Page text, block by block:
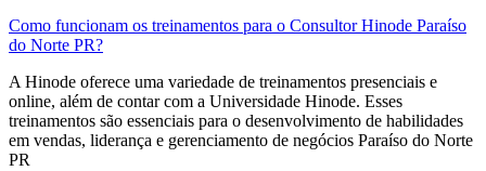
Como funcionam os treinamentos para o Consultor Hinode Paraíso
do Norte PR?
A Hinode oferece uma variedade de treinamentos presenciais e
online, além de contar com a Universidade Hinode. Esses
treinamentos são essenciais para o desenvolvimento de habilidades
em vendas, liderança e gerenciamento de negócios Paraíso do Norte
PR